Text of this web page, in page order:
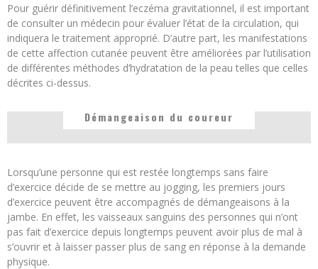
Pour guérir définitivement l’eczéma gravitationnel, il est important
de consulter un médecin pour évaluer l’état de la circulation, qui
indiquera le traitement approprié. D’autre part, les manifestations
de cette affection cutanée peuvent être améliorées par l’utilisation
de différentes méthodes d’hydratation de la peau telles que celles
décrites ci-dessus.
Démangeaison du coureur
Lorsqu’une personne qui est restée longtemps sans faire
d’exercice décide de se mettre au jogging, les premiers jours
d’exercice peuvent être accompagnés de démangeaisons à la
jambe. En effet, les vaisseaux sanguins des personnes qui n’ont
pas fait d’exercice depuis longtemps peuvent avoir plus de mal à
s’ouvrir et à laisser passer plus de sang en réponse à la demande
physique.